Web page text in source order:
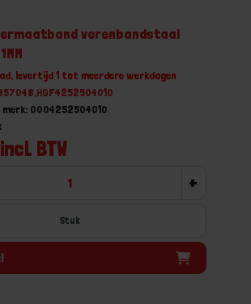
verenbandstaal
levertijd 1 tot meerdere werkdagen
0004252504010
BTW
+
Stuk